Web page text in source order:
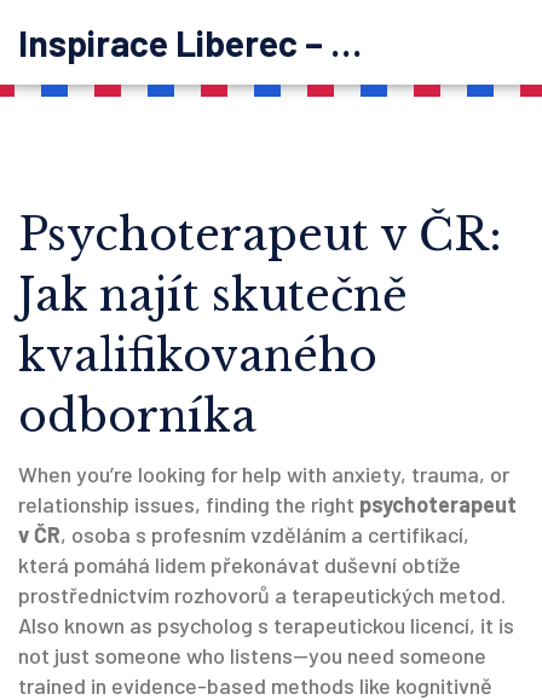
Inspirace Liberec – psychoterapie
Psychoterapeut v ČR:
Jak najít skutečně
kvalifikovaného
odborníka
When you’re looking for help with anxiety, trauma, or
relationship issues, finding the right psychoterapeut
v ČR, osoba s profesním vzděláním a certifikací,
která pomáhá lidem překonávat duševní obtíže
prostřednictvím rozhovorů a terapeutických metod.
Also known as psycholog s terapeutickou licencí, it is
not just someone who listens—you need someone
trained in evidence-based methods like kognitivně